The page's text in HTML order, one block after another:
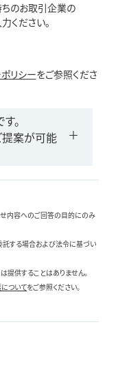
のお取引企業の
ください。
リシーをご参照くださ
。
提案が可能
内容へのご回答の目的にのみ
する場合および法令に基づい
提供することはありません。
ついてをご参照ください。